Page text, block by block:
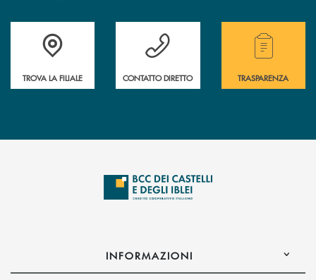
Accedi all' elenco completo delle filiali .
TROVA LA FILIALE
Hai bisogno di assistenza immediata?
CONTATTO DIRETTO
Hai bisogno di
TRASPARENZA
INFORMAZIONI